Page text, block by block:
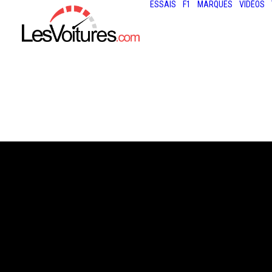
ESSAIS F1 MARQUES VIDÉOS